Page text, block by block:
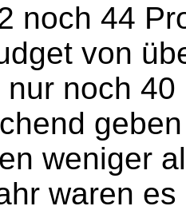
noch 44
von
noch 40
weniger
waren